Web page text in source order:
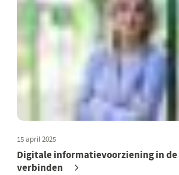
15 april 2025
Digitale informatievoorziening in de
verbinden